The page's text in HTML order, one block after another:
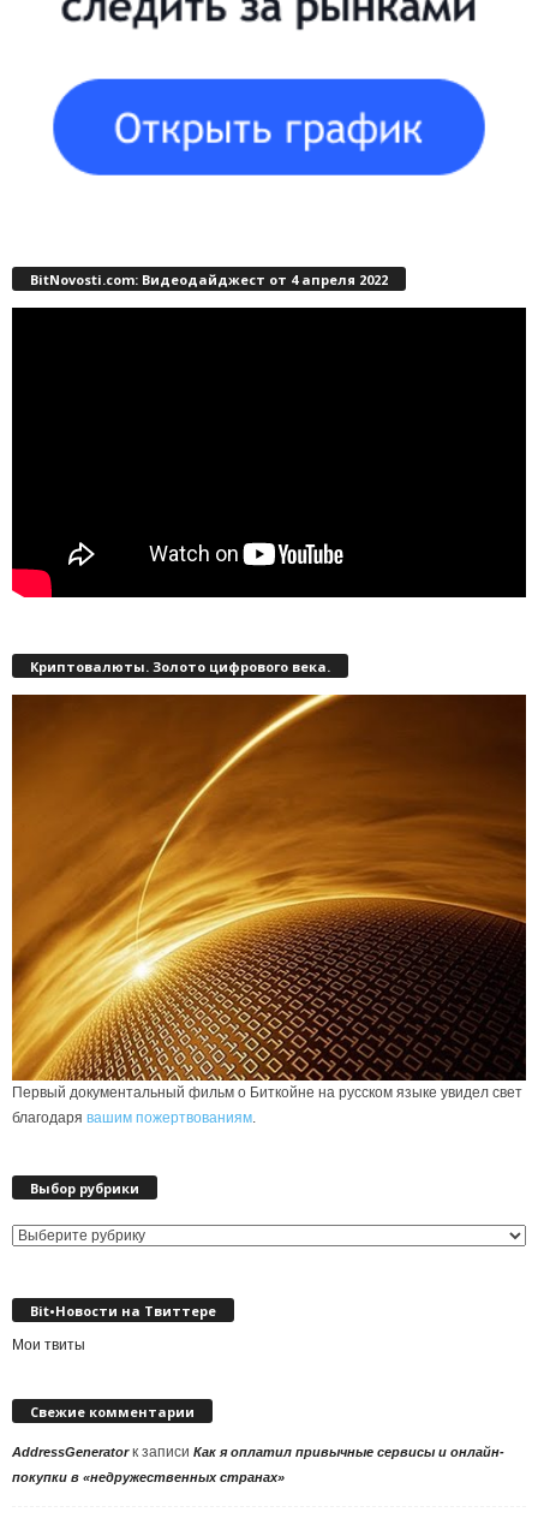
BitNovosti.com: Видеодайджест от 4 апреля 2022
Криптовалюты. Золото цифрового века.
Первый документальный фильм о Биткойне на русском языке увидел свет
благодаря вашим пожертвованиям.
Выбор рубрики
Выбор
Bit•Новости на Твиттере
Мои твиты
Свежие комментарии
AddressGeneratorк записи Как я оплатил привычные сервисы и онлайн-
покупки в «недружественных странах»